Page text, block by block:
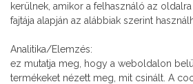
kerülnek, amikor a felhasználó az
fajtája alapján az alábbiak szerint
Analitika/Elemzés:
ez mutatja meg, hogy a weboldalon
termékeket nézett meg, mit csinált. A